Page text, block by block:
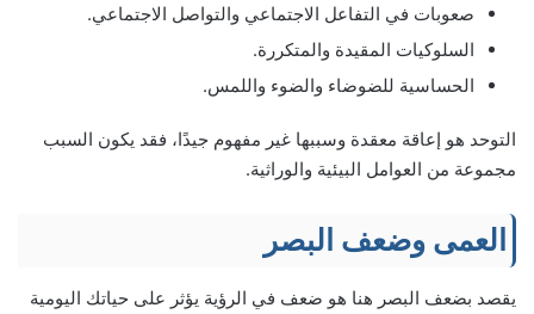
صعوبات في التفاعل الاجتماعي والتواصل الاجتماعي.
السلوكيات المقيدة والمتكررة.
الحساسية للضوضاء والضوء واللمس.
التوحد هو إعاقة معقدة وسببها غير مفهوم جيدًا، فقد يكون السبب
مجموعة من العوامل البيئية والوراثية.
العمى وضعف البصر
يقصد بضعف البصر هنا هو ضعف في الرؤية يؤثر على حياتك اليومية